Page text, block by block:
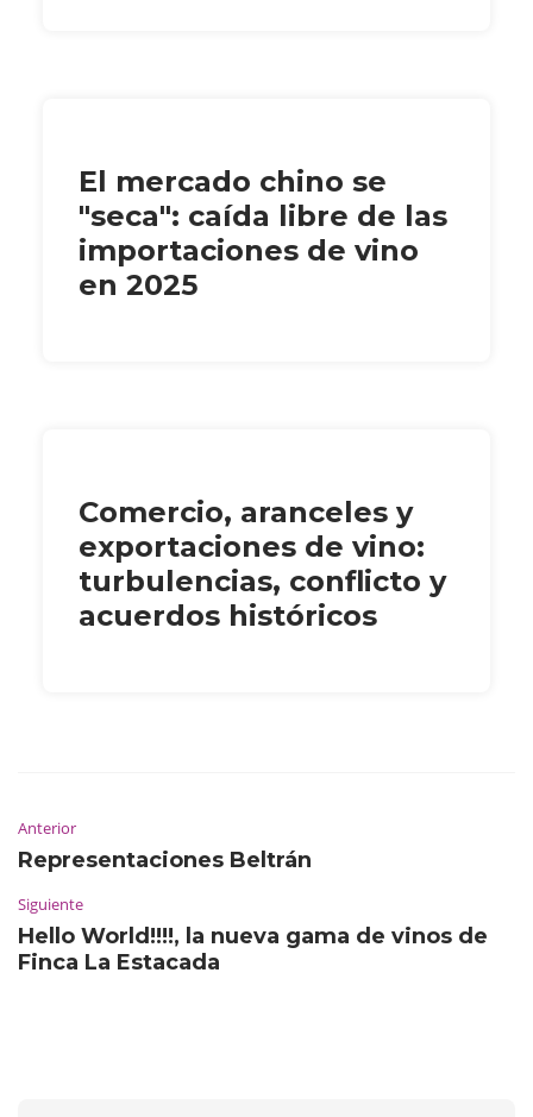
El mercado chino se
"seca": caída libre de las
importaciones de vino
en 2025
Comercio, aranceles y
exportaciones de vino:
turbulencias, conflicto y
acuerdos históricos
Anterior
Representaciones Beltrán
Siguiente
Hello World!!!!, la nueva gama de vinos de
Finca La Estacada